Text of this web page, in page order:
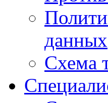
данных
Схема